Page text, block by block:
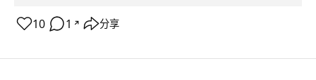
10 1 ↗ 分享